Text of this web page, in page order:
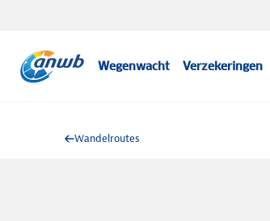
Wegenwacht Verzekeringen
Wandelroutes